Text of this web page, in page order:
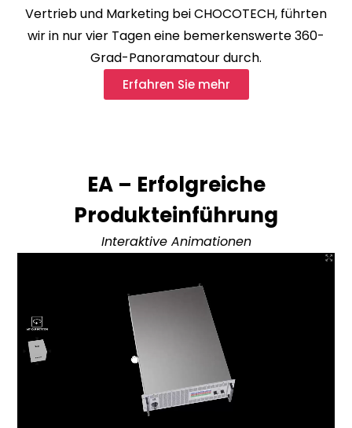
Vertrieb und Marketing bei CHOCOTECH, führten
wir in nur vier Tagen eine bemerkenswerte 360-
Grad-Panoramatour durch.
Erfahren Sie mehr
EA – Erfolgreiche
Produkteinführung
Interaktive Animationen